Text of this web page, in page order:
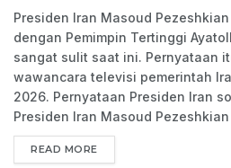
Presiden Iran Masoud
dengan Pemimpin Tertinggi
sangat sulit saat ini. Pernyataan
wawancara televisi pemerintah
2026. Pernyataan Presiden Iran
Presiden Iran Masoud
READ MORE